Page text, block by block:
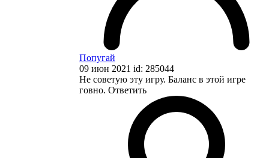
Попугай
09 июн 2021 id: 285044
Не советую эту игру. Баланс в этой игре
говно. Ответить